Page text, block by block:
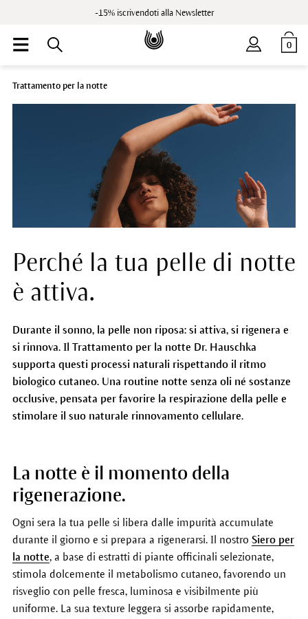
-15% iscrivendoti alla Newsletter
0
Trattamento per la notte
Perché la tua pelle di notte
è attiva.
Durante il sonno, la pelle non riposa: si attiva, si rigenera e
si rinnova. Il Trattamento per la notte Dr. Hauschka
supporta questi processi naturali rispettando il ritmo
biologico cutaneo. Una routine notte senza oli né sostanze
occlusive, pensata per favorire la respirazione della pelle e
stimolare il suo naturale rinnovamento cellulare.
La notte è il momento della
rigenerazione.
Ogni sera la tua pelle si libera dalle impurità accumulate
durante il giorno e si prepara a rigenerarsi. Il nostro Siero per
la notte, a base di estratti di piante officinali selezionate,
stimola dolcemente il metabolismo cutaneo, favorendo un
risveglio con pelle fresca, luminosa e visibilmente più
uniforme. La sua texture leggera si assorbe rapidamente,